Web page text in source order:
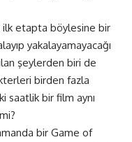
ilk etapta böylesine bir
yakalayamayacağı
şeylerden biri de
birden fazla
saatlik bir film aynı
bir Game of